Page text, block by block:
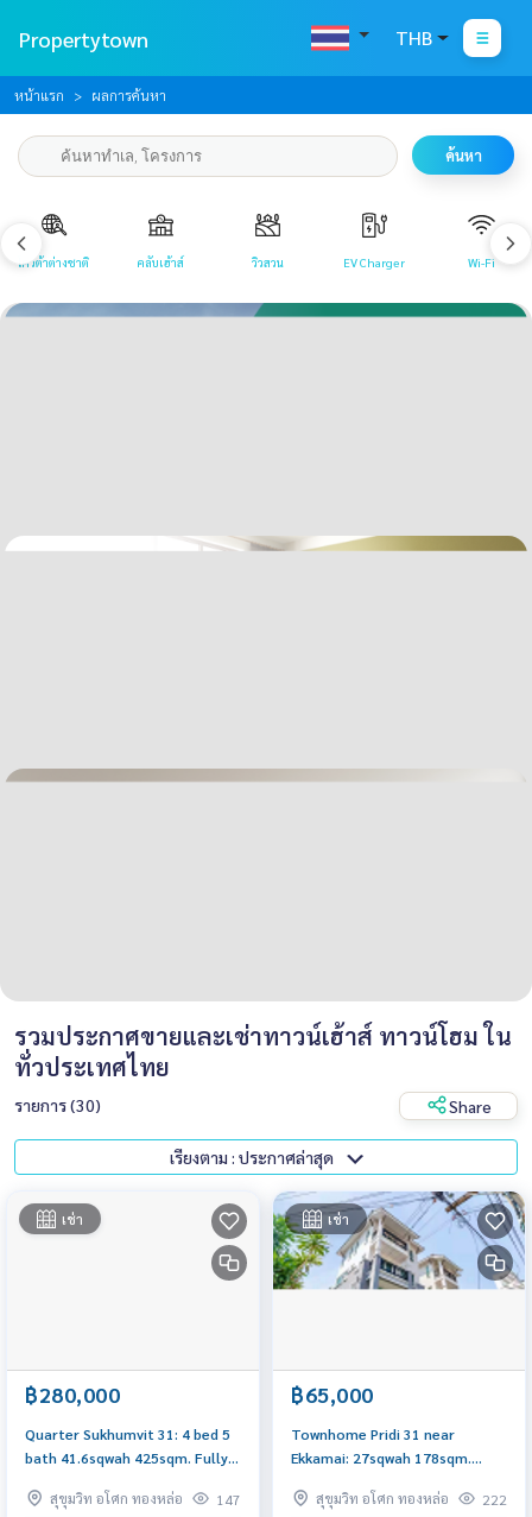
Propertytown THB
หน้าแรก ผลการค้นหา
ค้นหา
โควต้าต่างชาติ คลับเฮ้าส์ วิวสวน EV Charger Wi-Fi
รวมประกาศขายและเช่าทาวน์เฮ้าส์ ทาวน์โฮม ใน
ทั่วประเทศไทย
รายการ (30) Share
เรียงตาม : ประกาศล่าสุด
เช่า
฿280,000
Quarter Sukhumvit 31: 4 bed 5
bath 41.6sqwah 425sqm. Fully
Sell: 79,000,000 Am:
สุขุมวิท อโศก ทองหล่อ 147
เช่า
฿65,000
Townhome Pridi 31 near
Ekkamai: 27sqwah 178sqm.
สุขุมวิท อโศก ทองหล่อ
222